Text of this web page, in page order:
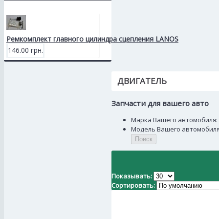
Ремкомплект главного цилиндра сцепления LANOS
146.00 грн.
ДВИГАТЕЛЬ
Запчасти для вашего авто
Марка Вашего автомобиля:
Модель Вашего
Поиск
Показывать:
Сортировать: